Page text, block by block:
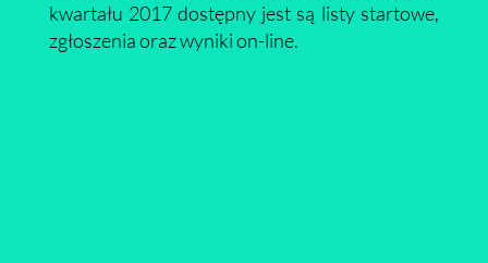
kwartału 2017 dostępny jest są listy startowe,
zgłoszenia oraz wyniki on-line.